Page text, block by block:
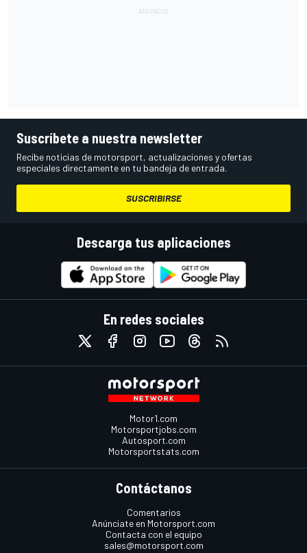
Suscríbete a nuestra newsletter
Recibe noticias de motorsport, actualizaciones y ofertas
especiales directamente en tu bandeja de entrada.
SUSCRIBIRSE
Descarga tus aplicaciones
En redes sociales
Motor1.com
Motorsportjobs.com
Autosport.com
Motorsportstats.com
Contáctanos
Comentarios
Anúnciate en Motorsport.com
Contacta con el equipo
sales@motorsport.com